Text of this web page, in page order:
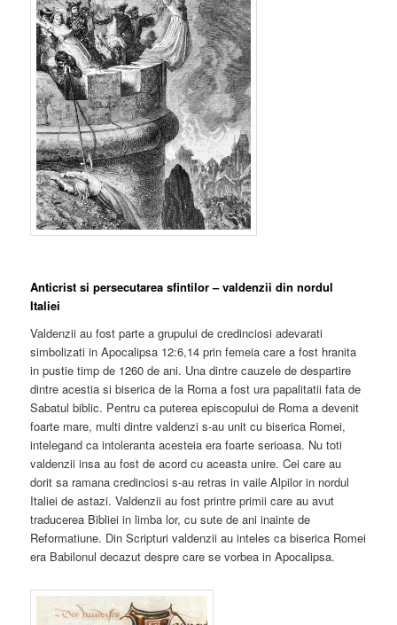
Anticrist si persecutarea sfintilor – valdenzii din nordul
Italiei
Valdenzii au fost parte a grupului de credinciosi adevarati
simbolizati in Apocalipsa 12:6,14 prin femeia care a fost hranita
in pustie timp de 1260 de ani. Una dintre cauzele de despartire
dintre acestia si biserica de la Roma a fost ura papalitatii fata de
Sabatul biblic. Pentru ca puterea episcopului de Roma a devenit
foarte mare, multi dintre valdenzi s-au unit cu biserica Romei,
intelegand ca intoleranta acesteia era foarte serioasa. Nu toti
valdenzii insa au fost de acord cu aceasta unire. Cei care au
dorit sa ramana credinciosi s-au retras in vaile Alpilor in nordul
Italiei de astazi. Valdenzii au fost printre primii care au avut
traducerea Bibliei in limba lor, cu sute de ani inainte de
Reformatiune. Din Scripturi valdenzii au inteles ca biserica Romei
era Babilonul decazut despre care se vorbea in Apocalipsa.